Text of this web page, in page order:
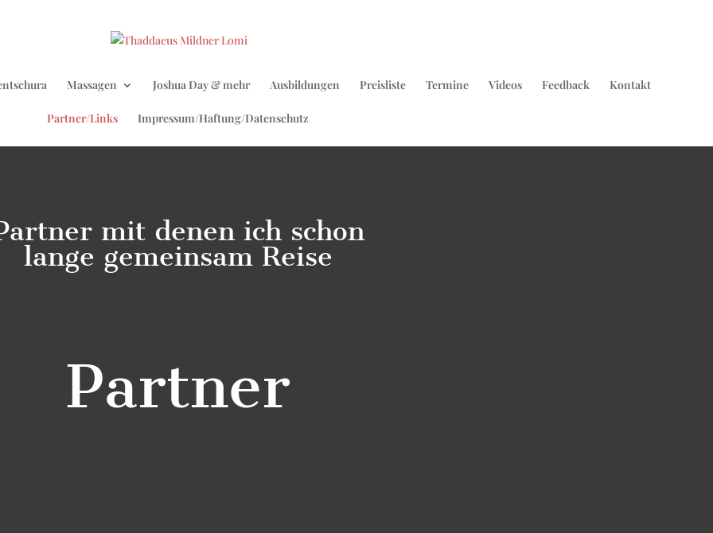
Massagen Joshua Day & mehr Ausbildungen Preisliste Termine Videos Feedback Kontakt
Partner/Links Impressum/Haftung/Datenschutz
mit denen ich schon
lange gemeinsam Reise
Partner